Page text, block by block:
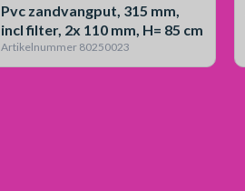
Pvc zandvangput, 315 mm,
incl filter, 2x 110 mm, H= 85 cm
Artikelnummer 80250023